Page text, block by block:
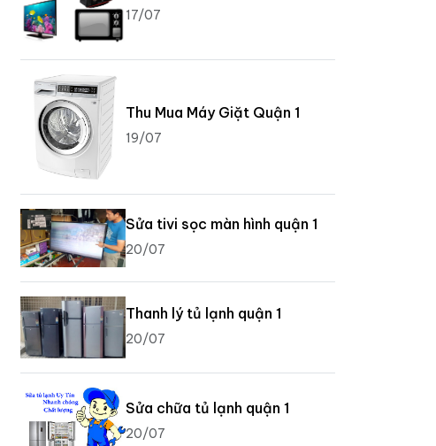
17/07
Thu Mua Máy Giặt Quận 1
19/07
Sửa tivi sọc màn hình quận 1
20/07
Thanh lý tủ lạnh quận 1
20/07
Sửa chữa tủ lạnh quận 1
20/07